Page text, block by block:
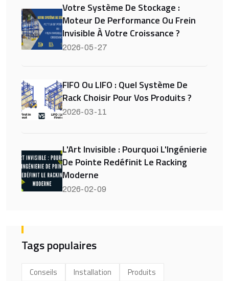
Votre Système De Stockage :
Moteur De Performance Ou Frein
Invisible À Votre Croissance ?
2026-05-27
FIFO Ou LIFO : Quel Système De
Rack Choisir Pour Vos Produits ?
2026-03-11
L'Art Invisible : Pourquoi L'Ingénierie
De Pointe Redéfinit Le Racking
Moderne
2026-02-09
Tags populaires
Conseils Installation Produits